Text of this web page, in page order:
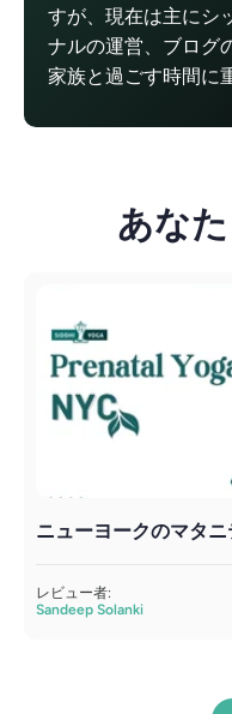
すが、現在は主にシ
ナルの運営、ブログ
家族と過ごす時間に
あなた
ニューヨークのマタ
レビュー者:
Sandeep Solanki